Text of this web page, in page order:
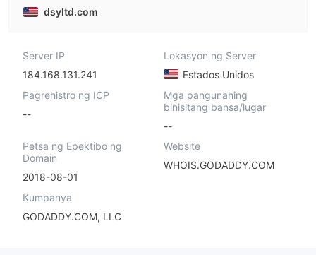
dsyltd.com
Server IP
184.168.131.241
Lokasyon ng Server
Estados Unidos
Pagrehistro ng ICP
--
Mga pangunahing
binisitang bansa/lugar
--
Petsa ng Epektibo ng
Domain
2018-08-01
Website
WHOIS.GODADDY.COM
Kumpanya
GODADDY.COM, LLC